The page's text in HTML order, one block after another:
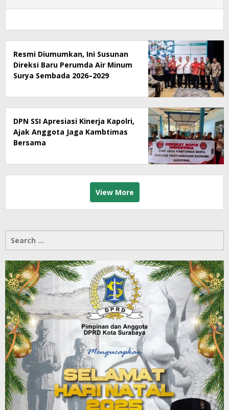
Resmi Diumumkan, Ini Susunan
Direksi Baru Perumda Air Minum
Surya Sembada 2026–2029
DPN SSI Apresiasi Kinerja Kapolri,
Ajak Anggota Jaga Kambtimas
Bersama
View More
Search
for: